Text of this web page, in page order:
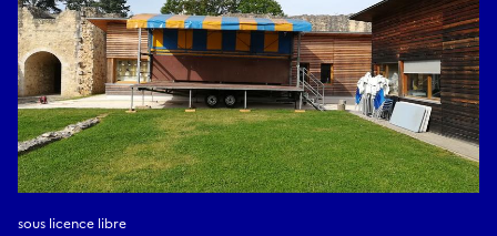
française (biguine, mazurka, tango, valse, boléro, mérengué,
cha cha cha, zouk, salsa…). Ambiance assurée.
sous licence libre